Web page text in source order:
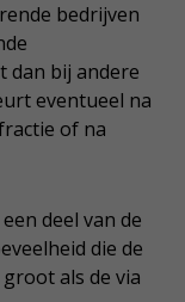
bedrijven
dan bij andere
eventueel na
of na
deel van de
die de
als de via